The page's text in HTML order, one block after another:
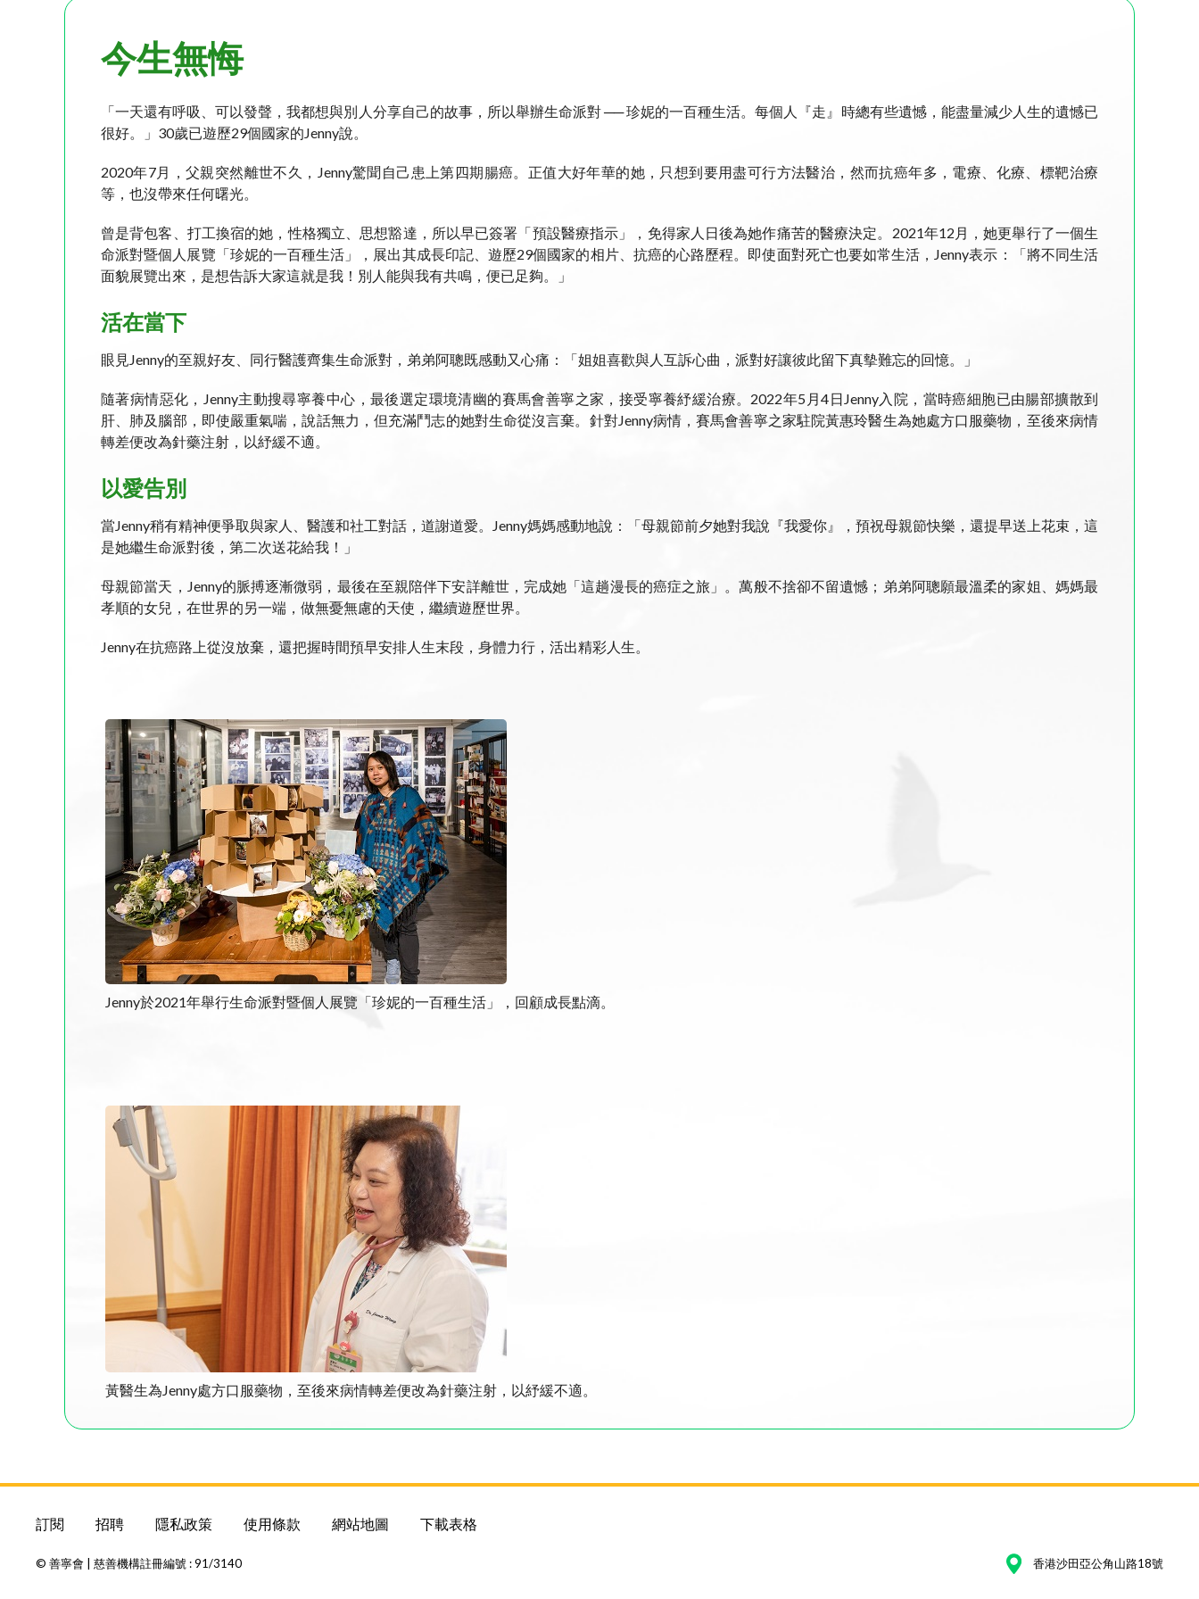
今生無悔
「一天還有呼吸、可以發聲，我都想與別人分享自己的故事，所以舉辦生命派對 ── 珍妮的一百種生活。每個人『走』時總有些遺憾，能盡量減少人生的遺憾已
很好。」30歲已遊歷29個國家的Jenny說。
2020年7月，父親突然離世不久，Jenny驚聞自己患上第四期腸癌。正值大好年華的她，只想到要用盡可行方法醫治，然而抗癌年多，電療、化療、標靶治療
等，也沒帶來任何曙光。
曾是背包客、打工換宿的她，性格獨立、思想豁達，所以早已簽署「預設醫療指示」，免得家人日後為她作痛苦的醫療決定。2021年12月，她更舉行了一個生
命派對暨個人展覽「珍妮的一百種生活」，展出其成長印記、遊歷29個國家的相片、抗癌的心路歷程。即使面對死亡也要如常生活，Jenny表示：「將不同生活
面貌展覽出來，是想告訴大家這就是我！別人能與我有共鳴，便已足夠。」
活在當下
眼見Jenny的至親好友、同行醫護齊集生命派對，弟弟阿聰既感動又心痛：「姐姐喜歡與人互訴心曲，派對好讓彼此留下真摰難忘的回憶。」
隨著病情惡化，Jenny主動搜尋寧養中心，最後選定環境清幽的賽馬會善寧之家，接受寧養紓緩治療。2022年5月4日Jenny入院，當時癌細胞已由腸部擴散到
肝、肺及腦部，即使嚴重氣喘，說話無力，但充滿鬥志的她對生命從沒言棄。針對Jenny病情，賽馬會善寧之家駐院黃惠玲醫生為她處方口服藥物，至後來病情
轉差便改為針藥注射，以紓緩不適。
以愛告別
當Jenny稍有精神便爭取與家人、醫護和社工對話，道謝道愛。Jenny媽媽感動地說：「母親節前夕她對我說『我愛你』，預祝母親節快樂，還提早送上花束，這
是她繼生命派對後，第二次送花給我！」
母親節當天，Jenny的脈搏逐漸微弱，最後在至親陪伴下安詳離世，完成她「這趟漫長的癌症之旅」。萬般不捨卻不留遺憾；弟弟阿聰願最溫柔的家姐、媽媽最
孝順的女兒，在世界的另一端，做無憂無慮的天使，繼續遊歷世界。
Jenny在抗癌路上從沒放棄，還把握時間預早安排人生末段，身體力行，活出精彩人生。
Jenny於2021年舉行生命派對暨個人展覽「珍妮的一百種生活」，回顧成長點滴。
黃醫生為Jenny處方口服藥物，至後來病情轉差便改為針藥注射，以紓緩不適。
訂閱 招聘 隱私政策 使用條款 網站地圖 下載表格
© 善寧會 | 慈善機構註冊編號 : 91/3140 香港沙田亞公角山路18號